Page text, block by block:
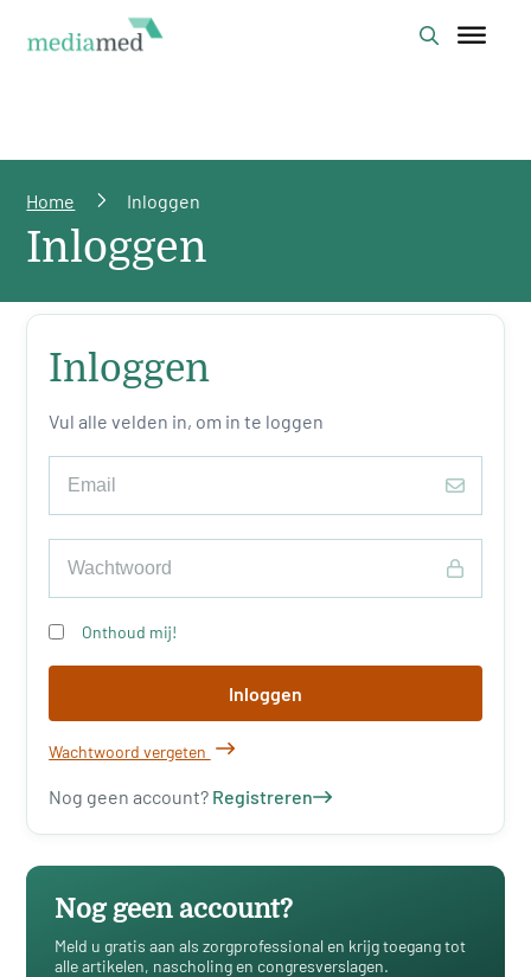
Home Inloggen
Inloggen
Inloggen
Vul alle velden in, om in te loggen
Onthoud mij!
Inloggen
Wachtwoord vergeten
Nog geen account? Registreren
Nog geen account?
Meld u gratis aan als zorgprofessional en krijg toegang tot
alle artikelen, nascholing en congresverslagen.